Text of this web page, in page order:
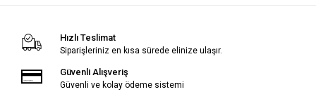
Hızlı Teslimat
Siparişleriniz en kısa sürede elinize ulaşır.
Güvenli Alışveriş
Güvenli ve kolay ödeme sistemi